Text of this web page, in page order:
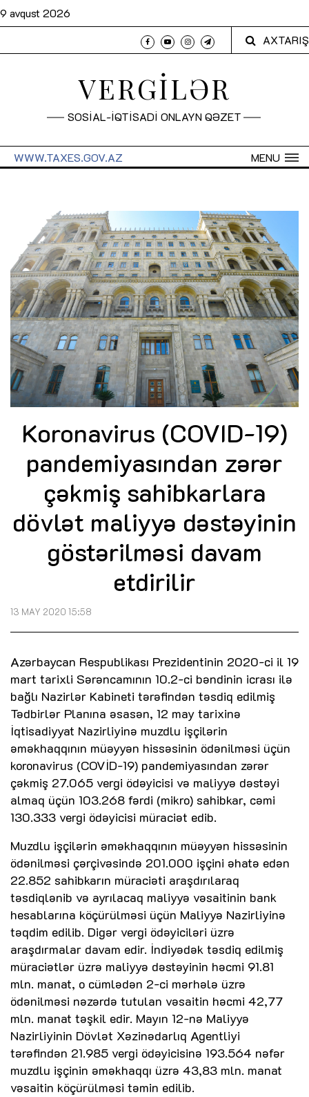
9 avqust 2026
AXTARIŞ
VERGİLƏR
SOSİAL-İQTİSADİ ONLAYN QƏZET
MENU
WWW.TAXES.GOV.AZ
Koronavirus (COVID-19)
pandemiyasından zərər
çəkmiş sahibkarlara
dövlət maliyyə dəstəyinin
göstərilməsi davam
etdirilir
13 MAY 2020 15:58
Azərbaycan Respublikası Prezidentinin 2020-ci il 19
mart tarixli Sərəncamının 10.2-ci bəndinin icrası ilə
bağlı Nazirlər Kabineti tərəfindən təsdiq edilmiş
Tədbirlər Planına əsasən, 12 may tarixinə
İqtisadiyyat Nazirliyinə muzdlu işçilərin
əməkhaqqının müəyyən hissəsinin ödənilməsi üçün
koronavirus (COVİD-19) pandemiyasından zərər
çəkmiş 27.065 vergi ödəyicisi və maliyyə dəstəyi
almaq üçün 103.268 fərdi (mikro) sahibkar, cəmi
130.333 vergi ödəyicisi müraciət edib.
Muzdlu işçilərin əməkhaqqının müəyyən hissəsinin
ödənilməsi çərçivəsində 201.000 işçini əhatə edən
22.852 sahibkarın müraciəti araşdırılaraq
təsdiqlənib və ayrılacaq maliyyə vəsaitinin bank
hesablarına köçürülməsi üçün Maliyyə Nazirliyinə
təqdim edilib. Digər vergi ödəyiciləri üzrə
araşdırmalar davam edir. İndiyədək təsdiq edilmiş
müraciətlər üzrə maliyyə dəstəyinin həcmi 91.81
mln. manat, o cümlədən 2-ci mərhələ üzrə
ödənilməsi nəzərdə tutulan vəsaitin həcmi 42,77
mln. manat təşkil edir. Mayın 12-nə Maliyyə
Nazirliyinin Dövlət Xəzinədarlıq Agentliyi
tərəfindən 21.985 vergi ödəyicisinə 193.564 nəfər
muzdlu işçinin əməkhaqqı üzrə 43,83 mln. manat
vəsaitin köçürülməsi təmin edilib.